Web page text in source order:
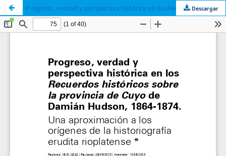
Progreso, verdad y perspectiva histórica en los Recuerdos históricos sobre la provincia de Cuyo de Damián Hudson, 1864-1874. Una aproximación a los orígenes de la historiografía erudita rioplatense
Descargar